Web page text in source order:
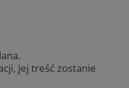
jej treść zostanie